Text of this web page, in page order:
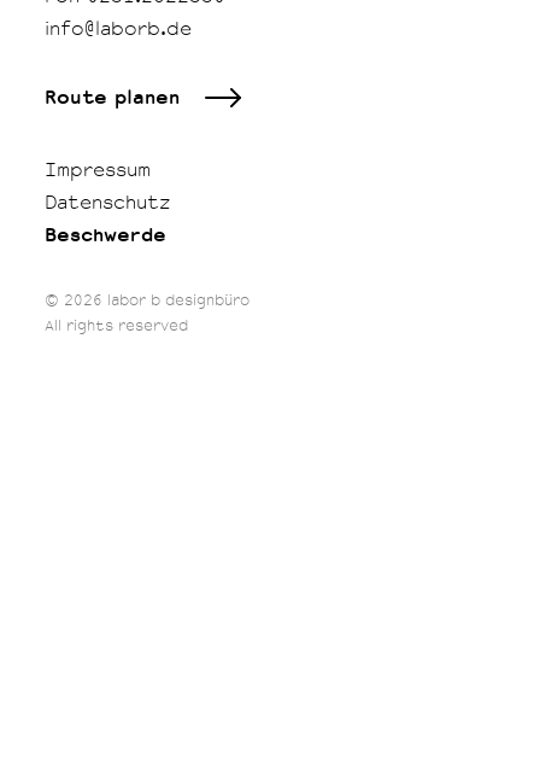
info@laborb.de
Route planen
Impressum
Datenschutz
Beschwerde
© 2026 labor b designbüro
All rights reserved